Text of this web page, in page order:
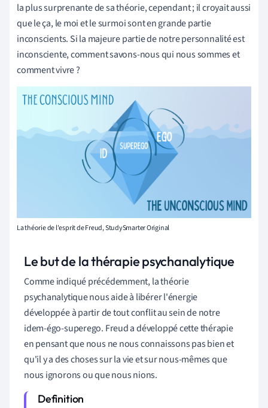
la plus surprenante de sa théorie, cependant ; il croyait aussi
que le ça, le moi et le surmoi sont en grande partie
inconscients. Si la majeure partie de notre personnalité est
inconsciente, comment savons-nous qui nous sommes et
comment vivre ?
La théorie de l'esprit de Freud, StudySmarter Original
Le but de la thérapie psychanalytique
Comme indiqué précédemment, la théorie
psychanalytique nous aide à libérer l'énergie
développée à partir de tout conflit au sein de notre
idem-égo-superego. Freud a développé cette thérapie
en pensant que nous ne nous connaissons pas bien et
qu'il y a des choses sur la vie et sur nous-mêmes que
nous ignorons ou que nous nions.